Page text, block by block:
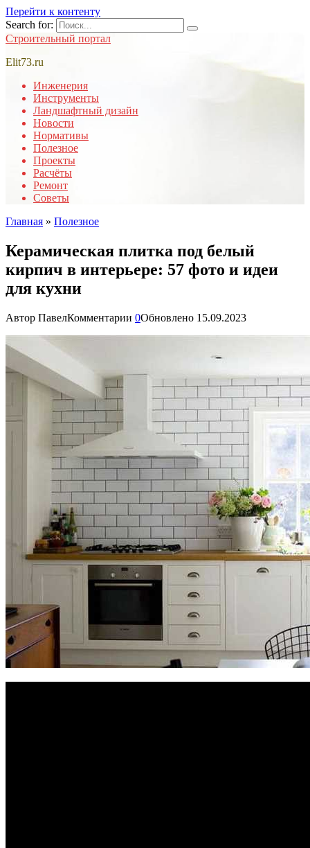
Перейти к контенту
Search for:
Строительный портал
Elit73.ru
Инженерия
Инструменты
Ландшафтный дизайн
Новости
Нормативы
Полезное
Проекты
Расчёты
Ремонт
Советы
Главная » Полезное
Керамическая плитка под белый
кирпич в интерьере: 57 фото и идеи
для кухни
Автор ПавелКомментарии 0Обновлено 15.09.2023